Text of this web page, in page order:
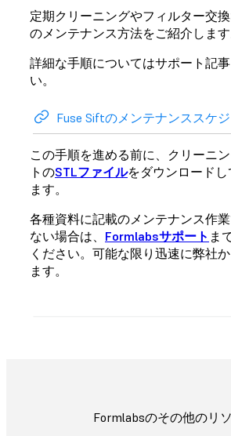
定期クリーニングやフィルター交
のメンテナンス方法をご紹介します
詳細な手順についてはサポート記
い。
Fuse Siftのメンテナンススケ
この手順を進める前に、クリーニ
トのSTLファイルをダウンロード
ます。
各種資料に記載のメンテナンス作
ない場合は、 Formlabsサポート ま
ください。可能な限り迅速に弊社
ます。
Formlabsのその他のリ